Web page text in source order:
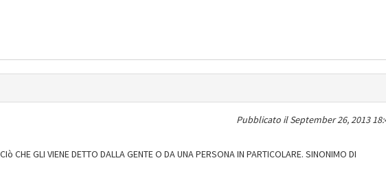
Pubblicato ilSeptember 26, 2013
CHE GLI VIENE DETTO DALLA GENTE O DA UNA PERSONA IN PARTICOLARE. SINONIMO DI